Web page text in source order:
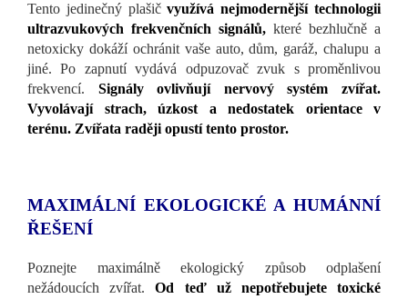
Tento jedinečný plašičvyužívá nejmodernější technologii
ultrazvukových frekvenčních signálů, které bezhlučně a
netoxicky dokáží ochránit vaše auto, dům, garáž, chalupu a
jiné. Po zapnutí vydává odpuzovač zvuk s proměnlivou
frekvencí. Signály ovlivňují nervový systém zvířat.
Vyvolávají strach, úzkost a nedostatek orientace v
terénu. Zvířata raději opustí tento prostor.
MAXIMÁLNÍ EKOLOGICKÉ A HUMÁNNÍ
ŘEŠENÍ
Poznejte maximálně ekologický způsob odplašení
nežádoucích zvířat.Od teď už nepotřebujete toxické